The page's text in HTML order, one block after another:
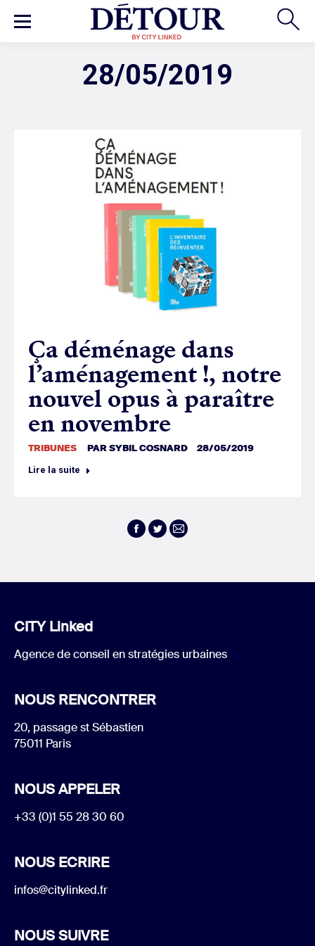
Ça déménage dans
l’aménagement !, notre
nouvel opus à paraître
en novembre
TRIBUNES PARSYBIL COSNARD 28/05/2019
Lire la suite
Facebook
Twitter
E-
CITY Linked
Agence de conseil en stratégies urbaines
NOUS RENCONTRER
20, passage st Sébastien
75011 Paris
NOUS APPELER
+33 (0)1 55 28 30 60
NOUS ECRIRE
infos@citylinked.fr
NOUS SUIVRE